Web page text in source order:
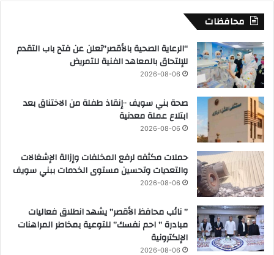
محافظات
“الرعاية الصحية بالأقصر”تعلن عن فتح باب التقدم
للإلتحاق بالمعاهد الفنية للتمريض
2026-08-06
صحة بني سويف ٠٠إنقاذ طفلة من الاختناق بعد
ابتلاع عملة معدنية
2026-08-06
حملات مكثفه لرفع المخلفات وإزالة الإشغالات
والتعديات وتحسين مستوى الخدمات ببني سويف
2026-08-06
” نائب محافظ الأقصر” يشهد انطلاق فعاليات
مبادرة ” احم نفسك” للتوعية بمخاطر المراهنات
الإلكترونية
2026-08-06